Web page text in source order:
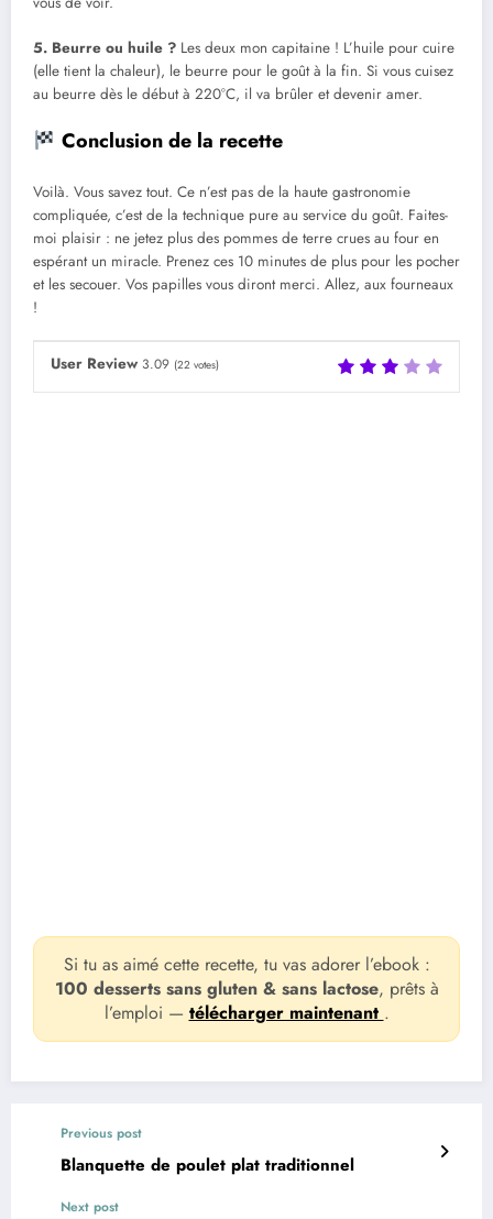
5. Beurre ou huile ? Les deux mon capitaine ! L’huile pour cuire
(elle tient la chaleur), le beurre pour le goût à la fin. Si vous cuisez
au beurre dès le début à 220°C, il va brûler et devenir amer.
Conclusion de la recette
Voilà. Vous savez tout. Ce n’est pas de la haute gastronomie
compliquée, c’est de la technique pure au service du goût. Faites-
moi plaisir : ne jetez plus des pommes de terre crues au four en
espérant un miracle. Prenez ces 10 minutes de plus pour les pocher
et les secouer. Vos papilles vous diront merci. Allez, aux fourneaux
!
User Review 3.09 (22 votes)
Si tu as aimé cette recette, tu vas adorer l’ebook :
100 desserts sans gluten & sans lactose, prêts à
l’emploi — télécharger maintenant .
Previous post
Blanquette de poulet plat traditionnel
Next post